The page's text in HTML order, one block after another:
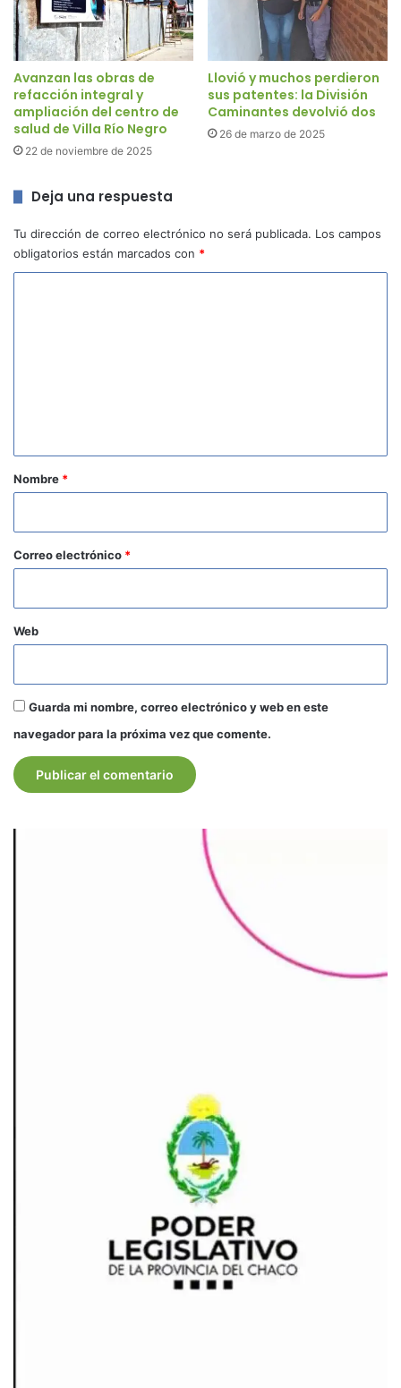
Avanzan las obras de
refacción integral y
ampliación del centro de
salud de Villa Río Negro
22 de noviembre de 2025
Llovió y muchos perdieron
sus patentes: la División
Caminantes devolvió dos
26 de marzo de 2025
Deja una respuesta
Tu dirección de correo electrónico no será publicada. Los campos
obligatorios están marcados con *
r
o
*
Nombre *
Correo electrónico *
Web
Guarda mi nombre, correo electrónico y web en este
navegador para la próxima vez que comente.